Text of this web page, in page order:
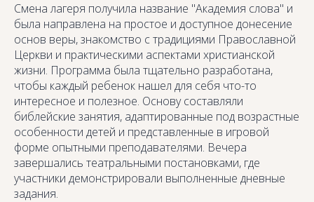
Смена лагеря получила название "Академия слова" и
была направлена на простое и доступное донесение
основ веры, знакомство с традициями Православной
Церкви и практическими аспектами христианской
жизни. Программа была тщательно разработана,
чтобы каждый ребенок нашел для себя что-то
интересное и полезное. Основу составляли
библейские занятия, адаптированные под возрастные
особенности детей и представленные в игровой
форме опытными преподавателями. Вечера
завершались театральными постановками, где
участники демонстрировали выполненные дневные
задания.